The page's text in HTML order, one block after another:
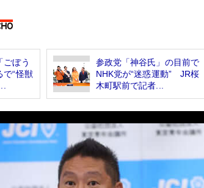
ごぼう
“怪獣
参政党「神谷氏」の目前で
NHK党が“迷惑運動” JR桜
木町駅前で記者...